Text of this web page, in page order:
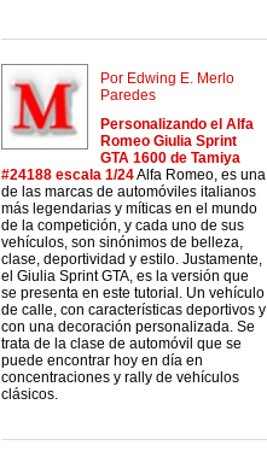
Por Edwing E. Merlo
Paredes
Personalizando el Alfa
Romeo Giulia Sprint
GTA 1600 de Tamiya
#24188 escala 1/24Alfa Romeo, es una
de las marcas de automóviles italianos
más legendarias y míticas en el mundo
de la competición, y cada uno de sus
vehículos, son sinónimos de belleza,
clase, deportividad y estilo. Justamente,
el Giulia Sprint GTA, es la versión que
se presenta en este tutorial. Un vehículo
de calle, con características deportivos y
con una decoración personalizada. Se
trata de la clase de automóvil que se
puede encontrar hoy en día en
concentraciones y rally de vehículos
clásicos.